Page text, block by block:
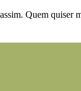
Quem quiser